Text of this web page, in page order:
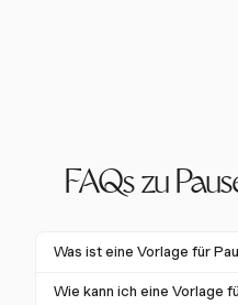
FAQs zu
Was ist eine Vorlage für
Eine Vorlage für
Wie kann ich eine Vorlage